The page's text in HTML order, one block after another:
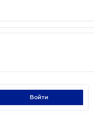
войти